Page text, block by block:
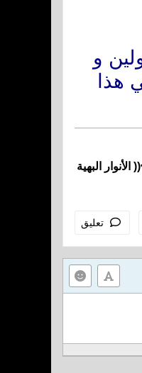
و
هذا
(( الأنوار البهية
تعليق